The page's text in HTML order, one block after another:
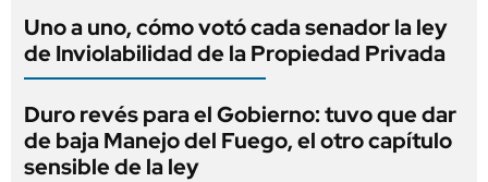
Uno a uno, cómo votó cada senador la ley
de Inviolabilidad de la Propiedad Privada
Duro revés para el Gobierno: tuvo que dar
de baja Manejo del Fuego, el otro capítulo
sensible de la ley